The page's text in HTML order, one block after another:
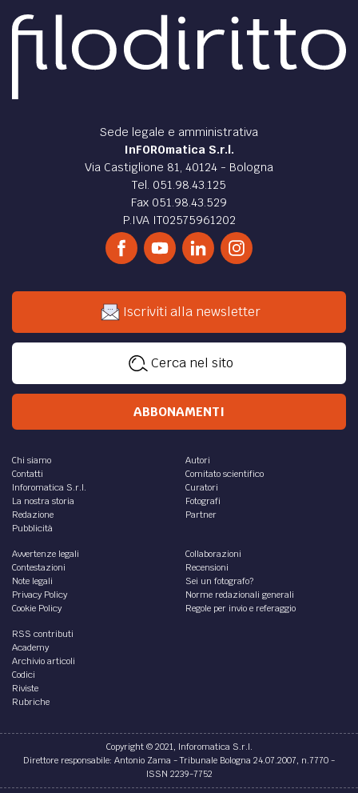
Sede legale e amministrativa
InFOROmatica S.r.l.
Via Castiglione 81, 40124 - Bologna
Tel. 051.98.43.125
Fax 051.98.43.529
P.IVA IT02575961202
Iscriviti alla newsletter
Cerca nel sito
ABBONAMENTI
Chi siamo
Contatti
Inforomatica S.r.l.
La nostra storia
Redazione
Pubblicità
Autori
Comitato scientifico
Curatori
Fotografi
Partner
Avvertenze legali
Contestazioni
Note legali
Privacy Policy
Cookie Policy
Collaborazioni
Recensioni
Sei un fotografo?
Norme redazionali generali
Regole per invio e referaggio
RSS contributi
Academy
Archivio articoli
Codici
Riviste
Rubriche
Copyright © 2021, Inforomatica S.r.l.
Direttore responsabile: Antonio Zama - Tribunale Bologna 24.07.2007, n.7770 -
ISSN 2239-7752